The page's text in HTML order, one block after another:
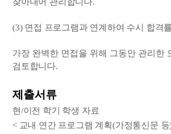
(3) 면접 프로그램과 연계하여 수시 합격
가장 완벽한 면접을 위해 그동안 관리한
검토합니다.
제출서류
현/이전 학기 학생 자료
< 교내 연간 프로그램 계획(가정통신문 등